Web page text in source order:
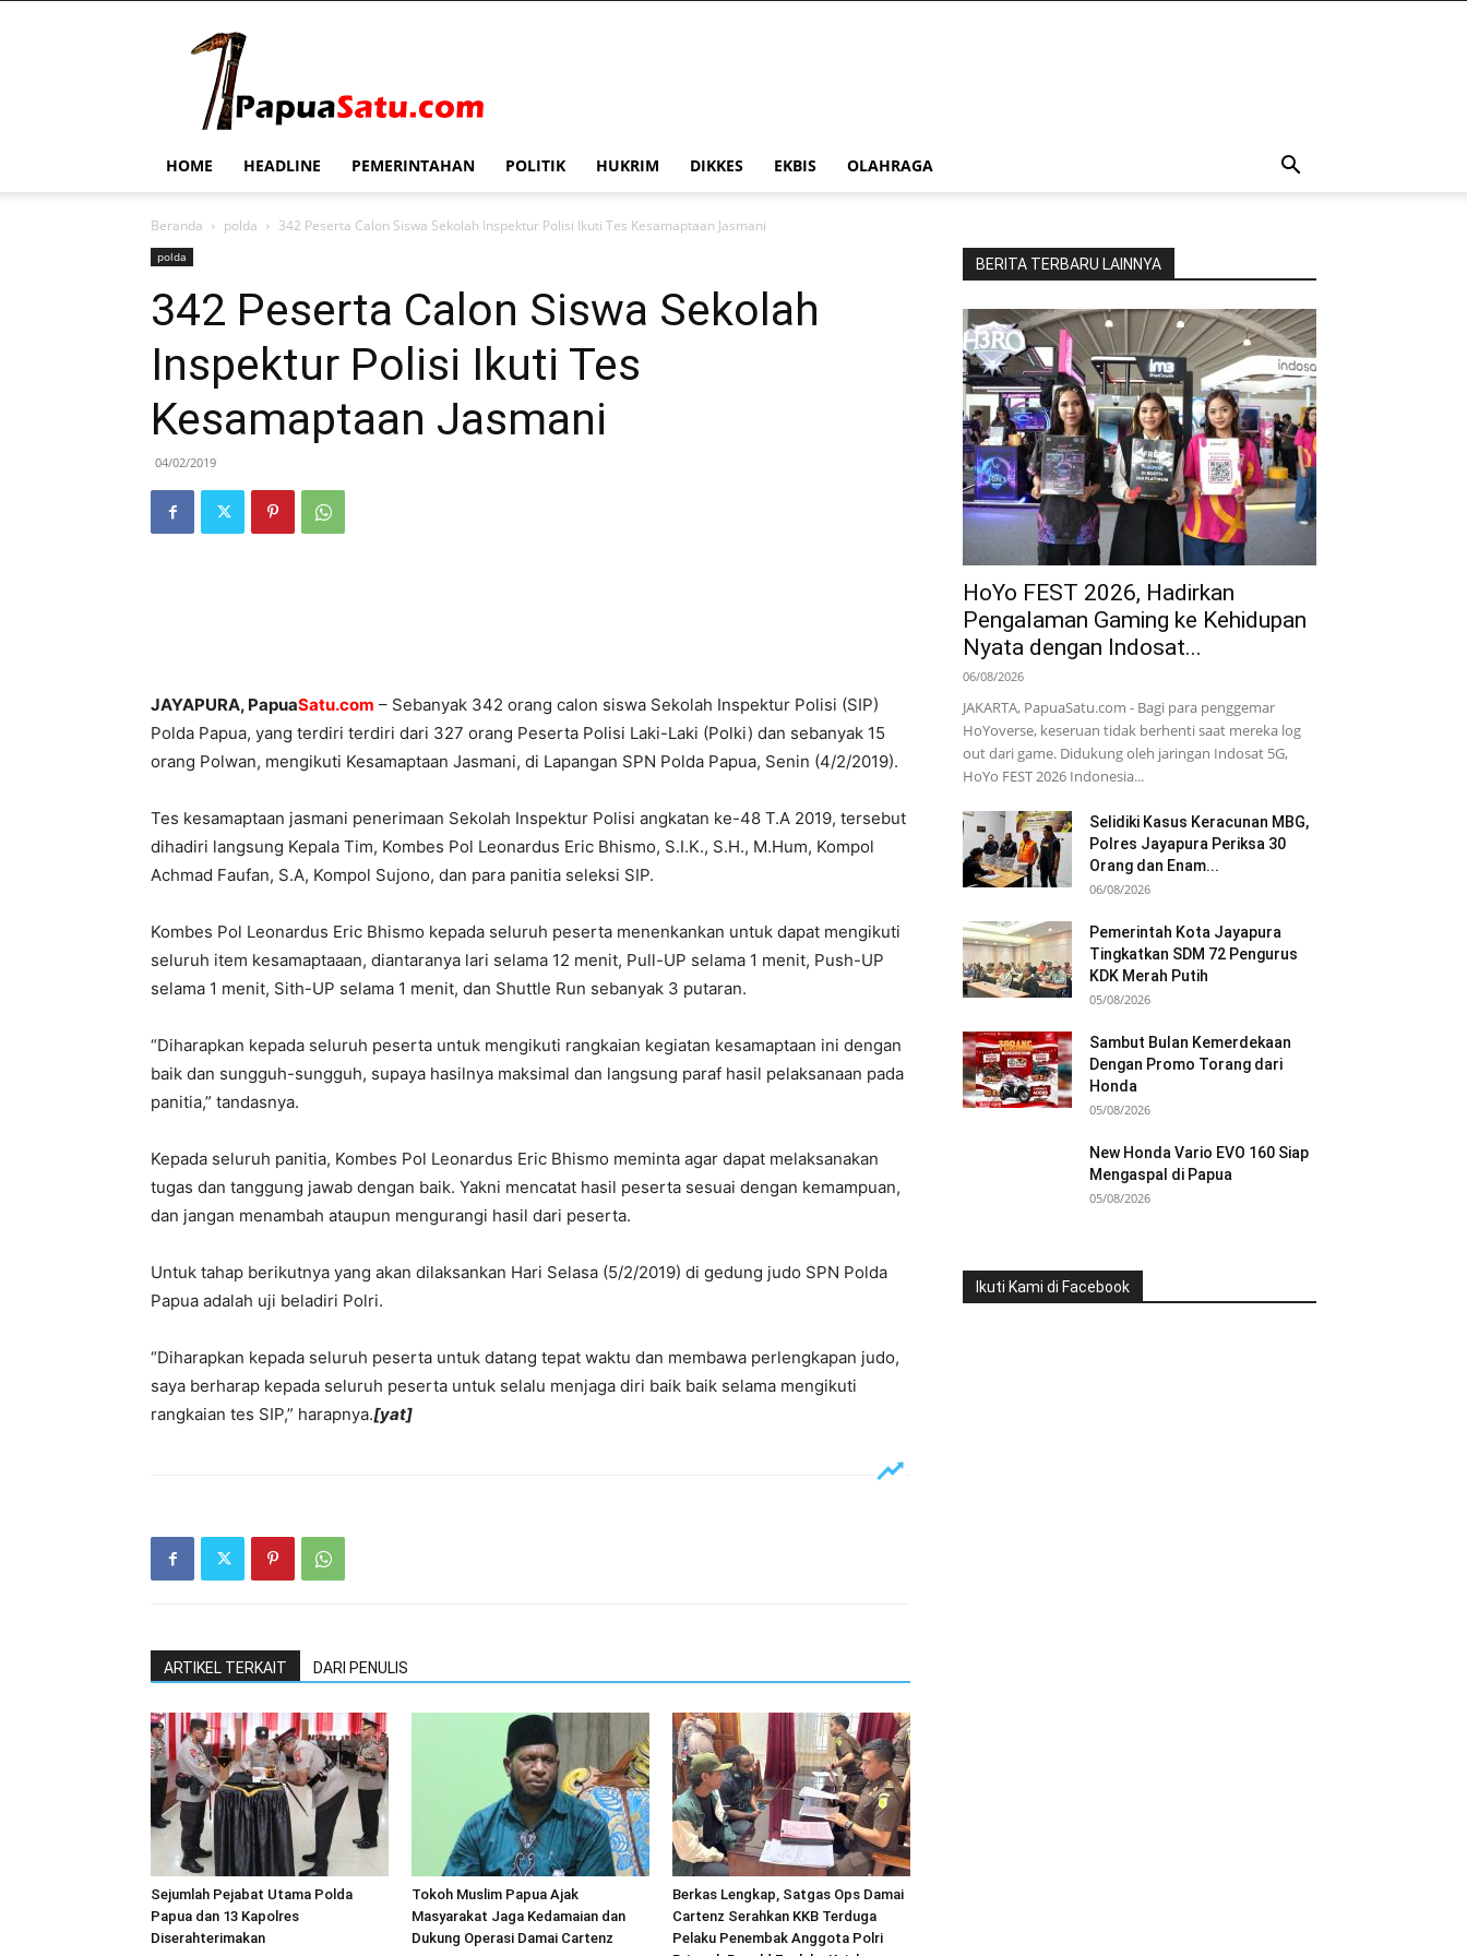
HOME HEADLINE PEMERINTAHAN POLITIK HUKRIM DIKKES EKBIS OLAHRAGA
Beranda polda 342 Peserta Calon Siswa Sekolah Inspektur Polisi Ikuti Tes Kesamaptaan Jasmani
polda
342 Peserta Calon Siswa Sekolah
Inspektur Polisi Ikuti Tes
Kesamaptaan Jasmani
04/02/2019
JAYAPURA, PapuaSatu.com – Sebanyak 342 orang calon siswa Sekolah Inspektur Polisi (SIP)
Polda Papua, yang terdiri terdiri dari 327 orang Peserta Polisi Laki-Laki (Polki) dan sebanyak 15
orang Polwan, mengikuti Kesamaptaan Jasmani, di Lapangan SPN Polda Papua, Senin (4/2/2019).
Tes kesamaptaan jasmani penerimaan Sekolah Inspektur Polisi angkatan ke-48 T.A 2019, tersebut
dihadiri langsung Kepala Tim, Kombes Pol Leonardus Eric Bhismo, S.I.K., S.H., M.Hum, Kompol
Achmad Faufan, S.A, Kompol Sujono, dan para panitia seleksi SIP.
Kombes Pol Leonardus Eric Bhismo kepada seluruh peserta menenkankan untuk dapat mengikuti
seluruh item kesamaptaaan, diantaranya lari selama 12 menit, Pull-UP selama 1 menit, Push-UP
selama 1 menit, Sith-UP selama 1 menit, dan Shuttle Run sebanyak 3 putaran.
“Diharapkan kepada seluruh peserta untuk mengikuti rangkaian kegiatan kesamaptaan ini dengan
baik dan sungguh-sungguh, supaya hasilnya maksimal dan langsung paraf hasil pelaksanaan pada
panitia,” tandasnya.
Kepada seluruh panitia, Kombes Pol Leonardus Eric Bhismo meminta agar dapat melaksanakan
tugas dan tanggung jawab dengan baik. Yakni mencatat hasil peserta sesuai dengan kemampuan,
dan jangan menambah ataupun mengurangi hasil dari peserta.
Untuk tahap berikutnya yang akan dilaksankan Hari Selasa (5/2/2019) di gedung judo SPN Polda
Papua adalah uji beladiri Polri.
“Diharapkan kepada seluruh peserta untuk datang tepat waktu dan membawa perlengkapan judo,
saya berharap kepada seluruh peserta untuk selalu menjaga diri baik baik selama mengikuti
rangkaian tes SIP,” harapnya.[yat]
ARTIKEL TERKAIT DARI PENULIS
Sejumlah Pejabat Utama Polda
Papua dan 13 Kapolres
Diserahterimakan
Tokoh Muslim Papua Ajak
Masyarakat Jaga Kedamaian dan
Dukung Operasi Damai Cartenz
Berkas Lengkap, Satgas Ops Damai
Cartenz Serahkan KKB Terduga
Pelaku Penembak Anggota Polri
BERITA TERBARU LAINNYA
HoYo FEST 2026, Hadirkan
Pengalaman Gaming ke Kehidupan
Nyata dengan Indosat...
06/08/2026
JAKARTA, PapuaSatu.com - Bagi para penggemar
HoYoverse, keseruan tidak berhenti saat mereka log
out dari game. Didukung oleh jaringan Indosat 5G,
HoYo FEST 2026 Indonesia...
Selidiki Kasus Keracunan MBG,
Polres Jayapura Periksa 30
Orang dan Enam...
06/08/2026
Pemerintah Kota Jayapura
Tingkatkan SDM 72 Pengurus
KDK Merah Putih
05/08/2026
Sambut Bulan Kemerdekaan
Dengan Promo Torang dari
Honda
05/08/2026
New Honda Vario EVO 160 Siap
Mengaspal di Papua
05/08/2026
Ikuti Kami di Facebook